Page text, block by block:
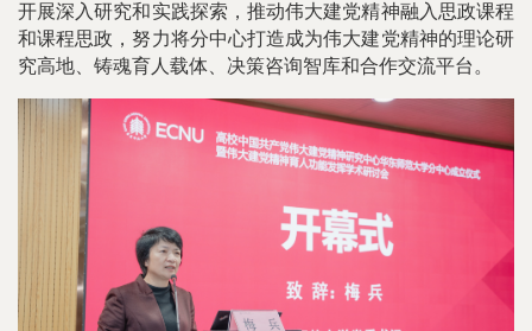
开展深入研究和实践探索，推动伟大建党精神融入思政课程
和课程思政，努力将分中心打造成为伟大建党精神的理论研
究高地、铸魂育人载体、决策咨询智库和合作交流平台。